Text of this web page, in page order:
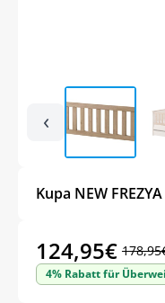
‹
Kupa NEW
178,95
Preis
124,95€
Aktueller
Preis
4% Rabatt für